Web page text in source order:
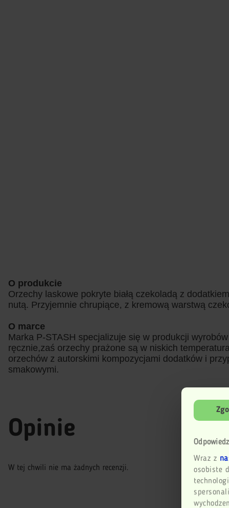
Wraz z
osobiste
O produkcie
Orzechy laskowe pokryte białą czekoladą z
nutą. Przyjemnie chrupiące, z kremową warstwą
O marce
Marka P-STASH specjalizuje się w produkcji
ręcznie,zaś orzechy prażone są w niskich
orzechów z autorskimi kompozycjami dodatków i
smakowymi.
Opinie
W tej chwili nie ma żadnych recenzji.